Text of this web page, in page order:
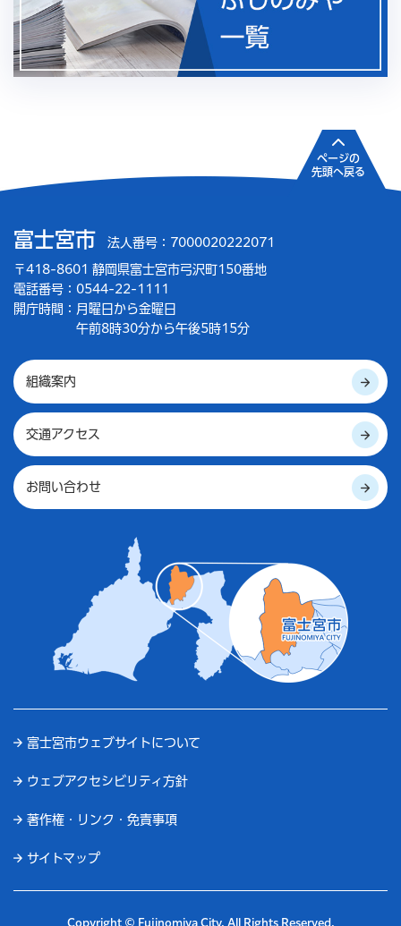
富士宮市 法人番号：7000020222071
〒418-8601 静岡県富士宮市弓沢町150番地
電話番号：0544-22-1111
開庁時間： 月曜日から金曜日
午前8時30分から午後5時15分
組織案内
交通アクセス
お問い合わせ
富士宮市ウェブサイトについて
ウェブアクセシビリティ方針
著作権・リンク・免責事項
サイトマップ
ページの
先頭へ戻る
Copyright © Fujinomiya City. All Rights Reserved.